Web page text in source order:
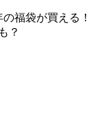
福袋が買える！
？